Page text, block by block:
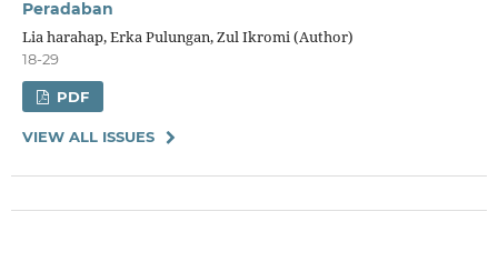
Peradaban
Lia harahap, Erka Pulungan, Zul Ikromi (Author)
18-29
PDF
VIEW ALL ISSUES